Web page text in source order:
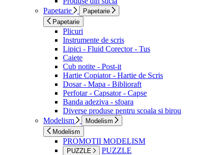
Papetarie
Papetarie
Papetarie
Plicuri
Instrumente de scris
Lipici - Fluid Corector - Tus
Caiete
Cub notite - Post-it
Hartie Copiator - Hartie de Scris
Dosar - Mapa - Biblioraft
Perfotar - Capsator - Capse
Banda adeziva - sfoara
Diverse produse pentru scoala si birou
Modelism
Modelism
Modelism
PROMOTII MODELISM
PUZZLE PUZZLE